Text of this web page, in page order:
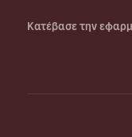
Κατέβασε την